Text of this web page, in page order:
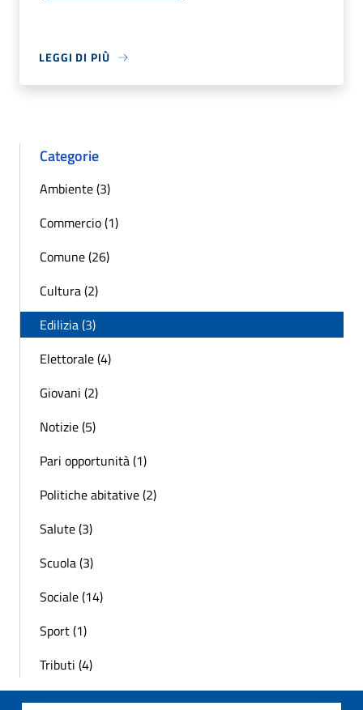
LEGGI DI PIÙ
Categorie
Ambiente (3)
Commercio (1)
Comune (26)
Cultura (2)
Edilizia (3)
Elettorale (4)
Giovani (2)
Notizie (5)
Pari opportunità (1)
Politiche abitative (2)
Salute (3)
Scuola (3)
Sociale (14)
Sport (1)
Tributi (4)